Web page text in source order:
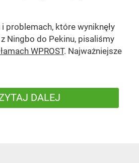
problemach, które wyniknęły
Ningbo do Pekinu, pisaliśmy
WPROST. Najważniejsze
DALEJ